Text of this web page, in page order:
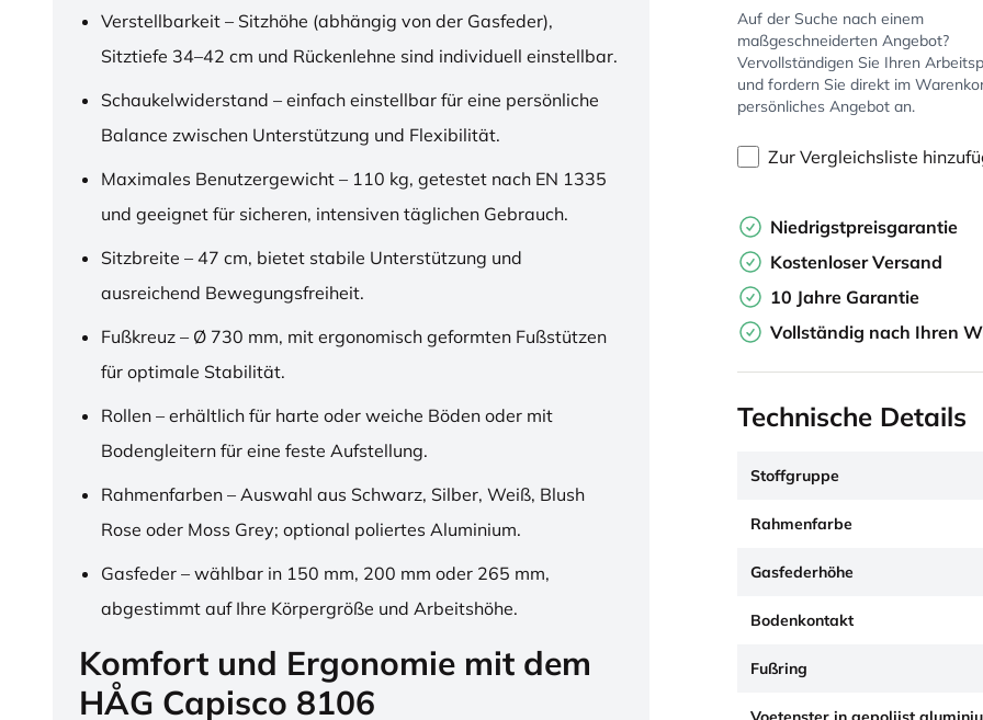
Verstellbarkeit – Sitzhöhe (abhängig von der Gasfeder),
Sitztiefe 34–42 cm und Rückenlehne sind individuell einstellbar.
Schaukelwiderstand – einfach einstellbar für eine persönliche
Balance zwischen Unterstützung und Flexibilität.
Maximales Benutzergewicht – 110 kg, getestet nach EN 1335
und geeignet für sicheren, intensiven täglichen Gebrauch.
Sitzbreite – 47 cm, bietet stabile Unterstützung und
ausreichend Bewegungsfreiheit.
Fußkreuz – Ø 730 mm, mit ergonomisch geformten Fußstützen
für optimale Stabilität.
Rollen – erhältlich für harte oder weiche Böden oder mit
Bodengleitern für eine feste Aufstellung.
Rahmenfarben – Auswahl aus Schwarz, Silber, Weiß, Blush
Rose oder Moss Grey; optional poliertes Aluminium.
Gasfeder – wählbar in 150 mm, 200 mm oder 265 mm,
abgestimmt auf Ihre Körpergröße und Arbeitshöhe.
Komfort und Ergonomie mit dem
HÅG Capisco 8106
Auf der Suche nach einem
maßgeschneiderten Angebot?
Vervollständigen Sie Ihren
und fordern Sie direkt im
persönliches Angebot an.
Zur Vergleichsliste
Niedrigstpreisgarantie
Kostenloser Versand
10 Jahre Garantie
Vollständig nach Ihren
Technische Details
Stoffgruppe
Rahmenfarbe
Gasfederhöhe
Bodenkontakt
Fußring